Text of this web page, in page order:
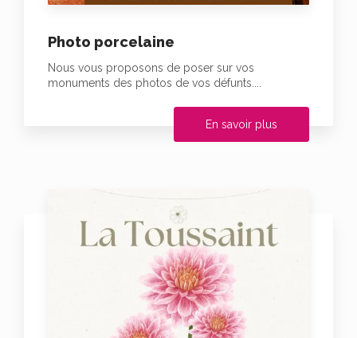
Photo porcelaine
Nous vous proposons de poser sur vos
monuments des photos de vos défunts....
En savoir plus